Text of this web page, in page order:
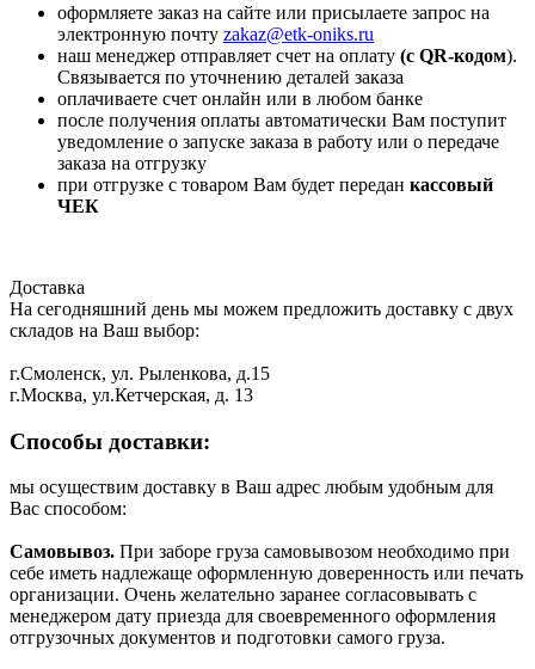
оформляете заказ на сайте или присылаете запрос на
электронную почту zakaz@etk-oniks.ru
наш менеджер отправляет счет на оплату (с QR-кодом).
Связывается по уточнению деталей заказа
оплачиваете счет онлайн или в любом банке
после получения оплаты автоматически Вам поступит
уведомление о запуске заказа в работу или о передаче
заказа на отгрузку
при отгрузке с товаром Вам будет передан кассовый
ЧЕК
Доставка
На сегодняшний день мы можем предложить доставку с двух
складов на Ваш выбор:
г.Смоленск, ул. Рыленкова, д.15
г.Москва, ул.Кетчерская, д. 13
Способы доставки:
мы осуществим доставку в Ваш адрес любым удобным для
Вас способом:
Самовывоз. При заборе груза самовывозом необходимо при
себе иметь надлежаще оформленную доверенность или печать
организации. Очень желательно заранее согласовывать с
менеджером дату приезда для своевременного оформления
отгрузочных документов и подготовки самого груза.